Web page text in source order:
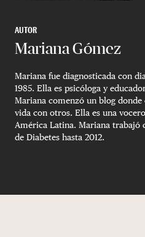
AUTOR
Mariana Gómez
Mariana fue diagnosticada con
1985. Ella es psicóloga y
Mariana comenzó un blog
vida con otros. Ella es una
América Latina. Mariana trabajó
de Diabetes hasta 2012.